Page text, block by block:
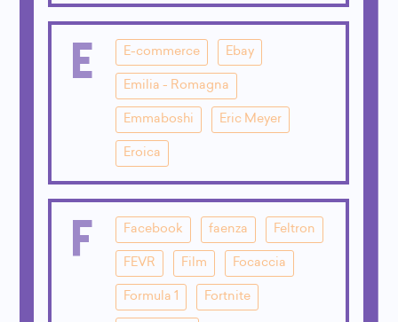
E E-commerce Ebay
Emilia - Romagna
Emmaboshi Eric Meyer
Eroica
F Facebook faenza Feltron
FEVR Film Focaccia
Formula 1 Fortnite